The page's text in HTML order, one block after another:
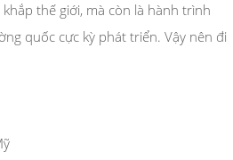
thế giới, mà còn là hành trình
quốc cực kỳ phát triển. Vậy nên đi